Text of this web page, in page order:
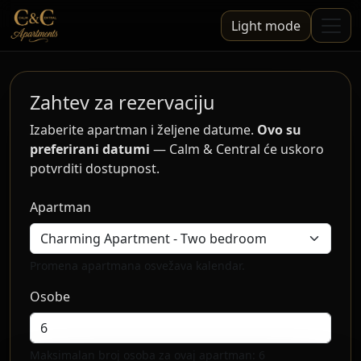
Light mode
Zahtev za rezervaciju
Izaberite apartman i željene datume. Ovo su
preferirani datumi — Calm & Central će uskoro
potvrditi dostupnost.
Apartman
Promena apartmana osvežava kalendar.
Osobe
Maksimalan broj osoba za ovaj apartman: 6